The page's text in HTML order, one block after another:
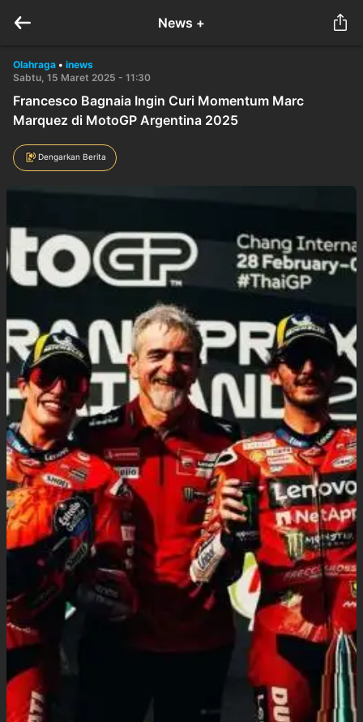
News +
Olahraga • inews
Sabtu, 15 Maret 2025 - 11:30
Francesco Bagnaia Ingin Curi Momentum Marc
Marquez di MotoGP Argentina 2025
Dengarkan Berita